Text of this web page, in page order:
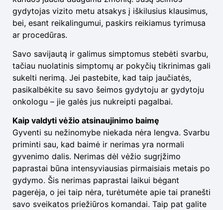
gydytojas vizito metu atsakys į iškilusius klausimus,
bei, esant reikalingumui, paskirs reikiamus tyrimusa
ar procedūras.
Savo savijautą ir galimus simptomus stebėti svarbu,
tačiau nuolatinis simptomų ar pokyčių tikrinimas gali
sukelti nerimą. Jei pastebite, kad taip jaučiatės,
pasikalbėkite su savo šeimos gydytoju ar gydytoju
onkologu – jie galės jus nukreipti pagalbai.
Kaip valdyti vėžio atsinaujinimo baimę
Gyventi su nežinomybe niekada nėra lengva. Svarbu
priminti sau, kad baimė ir nerimas yra normali
gyvenimo dalis. Nerimas dėl vėžio sugrįžimo
paprastai būna intensyviausias pirmaisiais metais po
gydymo. Šis nerimas paprastai laikui bėgant
pagerėja, o jei taip nėra, turėtumėte apie tai pranešti
savo sveikatos priežiūros komandai. Taip pat galite